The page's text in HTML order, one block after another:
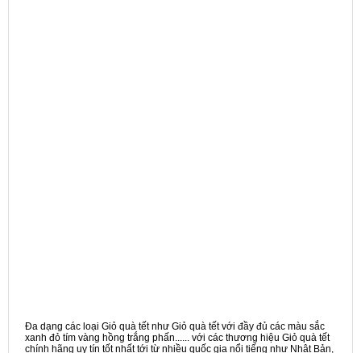
Đa dạng các loại Giỏ quà tết như Giỏ quà tết với đầy đủ các màu sắc
xanh đỏ tím vàng hồng trắng phấn...... với các thương hiệu Giỏ quà tết
chính hãng uy tín tốt nhất tới từ nhiều quốc gia nổi tiếng như Nhật Bản,